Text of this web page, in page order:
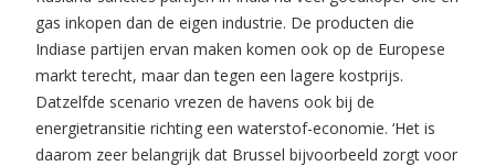
gas inkopen dan de eigen industrie. De producten die
Indiase partijen ervan maken komen ook op de Europese
markt terecht, maar dan tegen een lagere kostprijs.
Datzelfde scenario vrezen de havens ook bij de
energietransitie richting een waterstof-economie. ‘Het is
daarom zeer belangrijk dat Brussel bijvoorbeeld zorgt voor